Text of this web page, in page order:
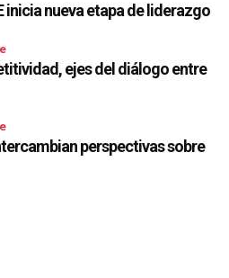
inicia nueva etapa de liderazgo
ejes del diálogo entre
perspectivas sobre